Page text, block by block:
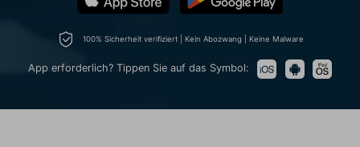
Lifestyle & Spaß
Video-Prompts
Über 100 heiße Video-
Prompts – schnell ähnliche
Videos erstellen
Meisterkurs
Beherrschen Sie
Videobearbeitungsfähigkeiten
Wir helfen Ihnen gerne weiter
Kundengeschichten
Erfahren Sie, wie unsere
KAUFEN Anmelden
Suchen
100% Sicherheit verifiziert | Kein Abozwang | Keine Malware
App erforderlich? Tippen Sie auf das Symbol: